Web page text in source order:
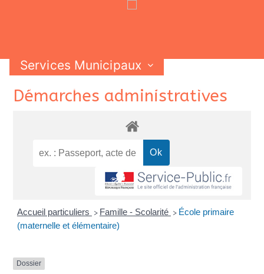
Services Municipaux
Vie Municipale
Vie Pratique
Contactez-nous
SkipDémarches administratives
Accueil particuliers > Famille - Scolarité > École primaire
(maternelle et élémentaire)
Dossier